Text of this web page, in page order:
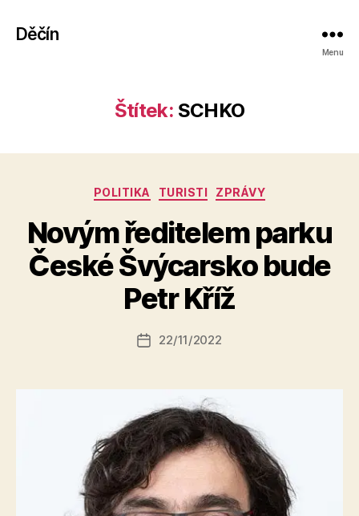
Děčín
Menu
Štítek: SCHKO
Rubriky
POLITIKA TURISTI ZPRÁVY
Novým ředitelem parku
České Švýcarsko bude
Petr Kříž
Autor
příspěvku
u
t
o
a
s
o
Datum
22/11/2022